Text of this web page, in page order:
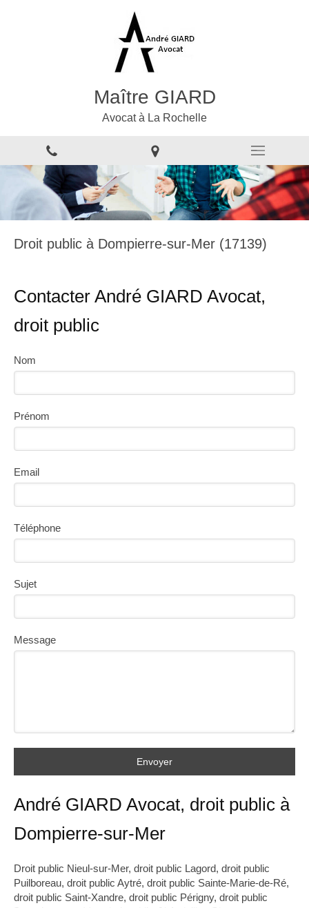
Maître GIARD
Avocat à La Rochelle
Droit public à Dompierre-sur-Mer (17139)
Contacter André GIARD Avocat,
droit public
Nom
Prénom
Email
Téléphone
Sujet
Message
Envoyer
André GIARD Avocat, droit public à
Dompierre-sur-Mer
Droit public Nieul-sur-Mer, droit public Lagord, droit public
Puilboreau, droit public Aytré, droit public Sainte-Marie-de-Ré,
droit public Saint-Xandre, droit public Périgny, droit public